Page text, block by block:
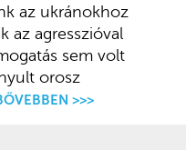
az ukránokhoz
az agresszióval
sem volt
orosz
>>>